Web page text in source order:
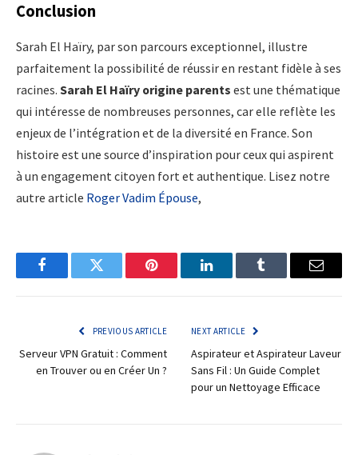
Conclusion
Sarah El Haïry, par son parcours exceptionnel, illustre
parfaitement la possibilité de réussir en restant fidèle à ses
racines. Sarah El Haïry origine parents est une thématique
qui intéresse de nombreuses personnes, car elle reflète les
enjeux de l’intégration et de la diversité en France. Son
histoire est une source d’inspiration pour ceux qui aspirent
à un engagement citoyen fort et authentique. Lisez notre
autre article Roger Vadim Épouse,
FacebookTwitter Pinterest LinkedInTumblr Email
PREVIOUS ARTICLE
Serveur VPN Gratuit : Comment
en Trouver ou en Créer Un ?
NEXT ARTICLE
Aspirateur et Aspirateur Laveur
Sans Fil : Un Guide Complet
pour un Nettoyage Efficace